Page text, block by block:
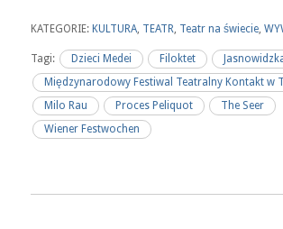
KATEGORIE: KULTURA, TEATR, Teatr na świecie,
Tagi: Dzieci Medei Filoktet
Międzynarodowy Festiwal Teatralny Kontakt w
Milo Rau
Proces Peliquot
The Seer
Wiener Festwochen